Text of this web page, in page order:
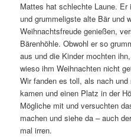
Mattes hat schlechte Laune.
und grummeligste alte Bär und
Weihnachtsfreude genießen,
Bärenhöhle. Obwohl er so
aus und die Kinder mochten
wieso ihm Weihnachten nicht
Wir fanden es toll, als nach
kamen und einen Platz in der
Mögliche mit und versuchten
machen und siehe da – auch
mal irren.